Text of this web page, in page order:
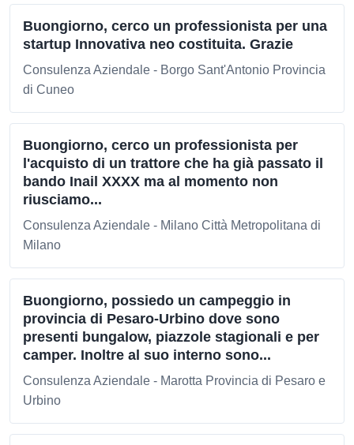
Buongiorno, cerco un professionista per una
startup Innovativa neo costituita. Grazie
Consulenza Aziendale - Borgo Sant'Antonio Provincia
di Cuneo
Buongiorno, cerco un professionista per
l'acquisto di un trattore che ha già passato il
bando Inail XXXX ma al momento non
riusciamo...
Consulenza Aziendale - Milano Città Metropolitana di
Milano
Buongiorno, possiedo un campeggio in
provincia di Pesaro-Urbino dove sono
presenti bungalow, piazzole stagionali e per
camper. Inoltre al suo interno sono...
Consulenza Aziendale - Marotta Provincia di Pesaro e
Urbino